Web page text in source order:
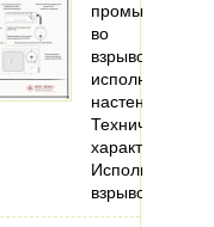
во
исполнении,
настенный.
Технические
характеристики
Исполнение: